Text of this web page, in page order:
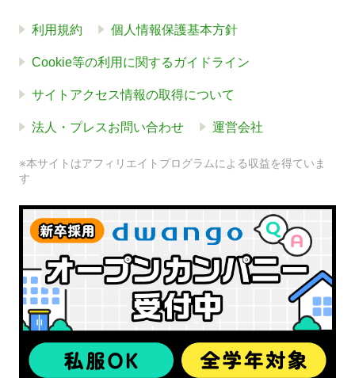
利用規約 個人情報保護基本方針
Cookie等の利用に関するガイドライン
サイトアクセス情報の取得について
法人・プレスお問い合わせ 運営会社
※本サイトはアフィリエイトプログラムによる収益を得ていま
す